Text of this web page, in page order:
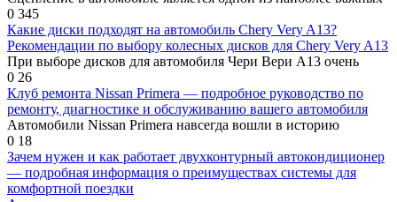
0 345
Какие диски подходят на автомобиль Chery Very A13?
Рекомендации по выбору колесных дисков для Chery Very A13
При выборе дисков для автомобиля Чери Вери А13 очень
0 26
Клуб ремонта Nissan Primera — подробное руководство по
ремонту, диагностике и обслуживанию вашего автомобиля
Автомобили Nissan Primera навсегда вошли в историю
0 18
Зачем нужен и как работает двухконтурный автокондиционер
— подробная информация о преимуществах системы для
комфортной поездки